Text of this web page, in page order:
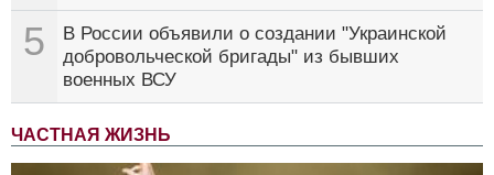
5
В России объявили о создании "Украинской
добровольческой бригады" из бывших
военных ВСУ
ЧАСТНАЯ ЖИЗНЬ